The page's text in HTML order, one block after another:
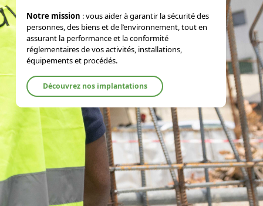
Notre mission : vous aider à garantir la sécurité des
personnes, des biens et de l’environnement, tout en
assurant la performance et la conformité
réglementaires de vos activités, installations,
équipements et procédés.
Découvrez nos implantations